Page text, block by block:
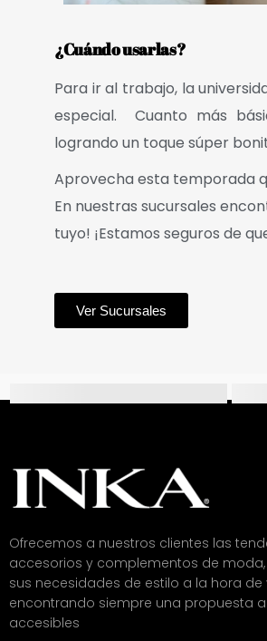
¿Cuándo usarlas?
Para ir al trabajo, la
especial. Cuanto más
logrando un toque súper
Aprovecha esta temporada
En nuestras sucursales
tuyo! ¡Estamos seguros de
Ver Sucursales
Ofrecemos a nuestros clientes las
accesorios y complementos de
sus necesidades de estilo a la hora de
encontrando siempre una propuesta
accesibles